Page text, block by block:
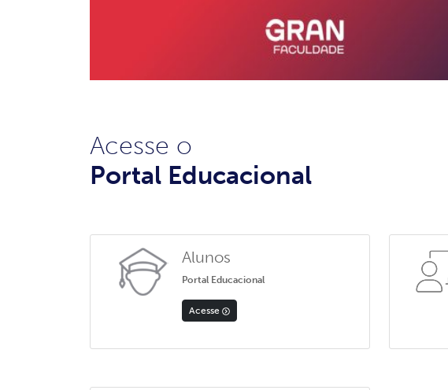
Acesse o
Portal Educacional
Alunos
Portal Educacional
Acesse